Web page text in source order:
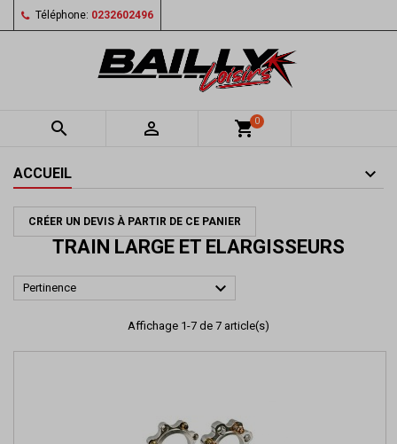
Téléphone: 0232602496
  shopping_cart0
ACCUEIL
CRÉER UN DEVIS À PARTIR DE CE PANIER
TRAIN LARGE ET ELARGISSEURS
Pertinence 
Affichage 1-7 de 7 article(s)